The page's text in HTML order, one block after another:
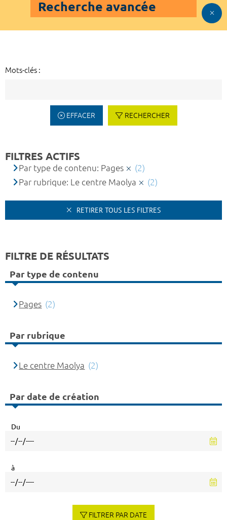
Recherche avancée
Mots-clés :
EFFACER RECHERCHER
FILTRES ACTIFS
Par type de contenu: Pages
(2)
Par rubrique: Le centre Maolya
(2)
RETIRER TOUS LES FILTRES
FILTRE DE RÉSULTATS
Par type de contenu
Pages (2)
Par rubrique
Le centre Maolya (2)
Par date de création
Du
à
FILTRER PAR DATE